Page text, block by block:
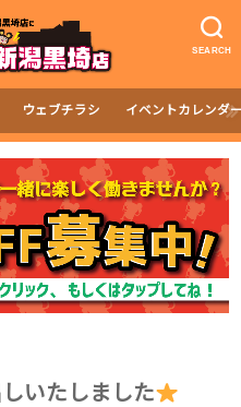
SEARCH
ウェブチラシ イベントカレンダ
いたしました